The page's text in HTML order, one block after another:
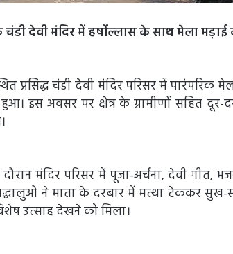
देवी मंदिर में हर्षोल्लास के साथ मेला
प्रसिद्ध चंडी देवी मंदिर परिसर में पारंपरिक
इस अवसर पर क्षेत्र के ग्रामीणों सहित दूर-
मंदिर परिसर में पूजा-अर्चना, देवी गीत,
ने माता के दरबार में मत्था टेककर
उत्साह देखने को मिला।